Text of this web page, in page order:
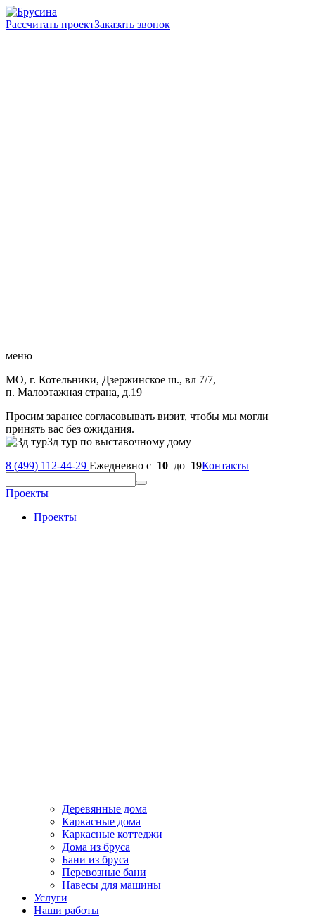
Рассчитать проектЗаказать звонок
меню
МО, г. Котельники, Дзержинское ш., вл 7/7,
п. Малоэтажная страна, д.19
Просим заранее согласовывать визит, чтобы мы могли
принять вас без ожидания.
3д тур по выставочному дому
8 (499) 112-44-29 Ежедневно с 10 до 19Контакты
Проекты
Проекты
Деревянные дома
Каркасные дома
Каркасные коттеджи
Дома из бруса
Бани из бруса
Перевозные бани
Навесы для машины
Услуги
Наши работы